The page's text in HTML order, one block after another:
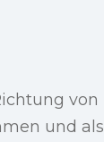
und